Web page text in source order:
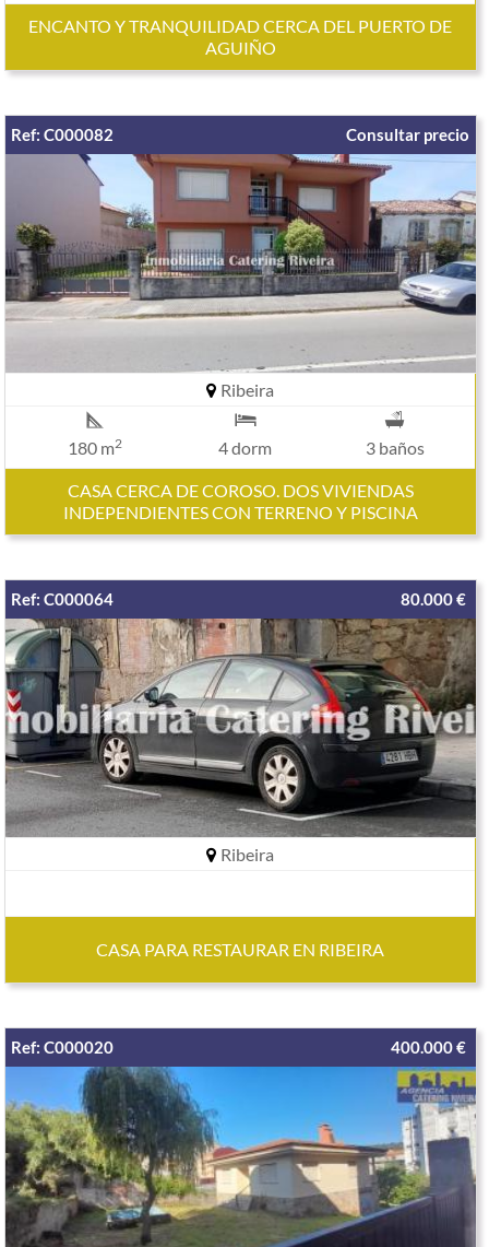
ENCANTO Y TRANQUILIDAD CERCA DEL PUERTO DE
AGUIÑO
Ref: C000082 Consultar precio
Ribeira
180 m2 4 dorm 3 baños
CASA CERCA DE COROSO. DOS VIVIENDAS
INDEPENDIENTES CON TERRENO Y PISCINA
Ref: C000064 80.000 €
Ribeira
CASA PARA RESTAURAR EN RIBEIRA
Ref: C000020 400.000 €